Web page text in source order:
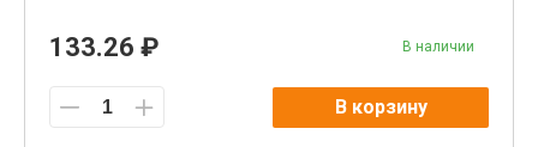
133.26 ₽ В наличии
В корзину